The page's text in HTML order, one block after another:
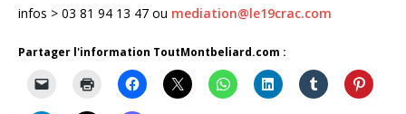
infos > 03 81 94 13 47 ou mediation@le19crac.com
Partager l'information ToutMontbeliard.com :